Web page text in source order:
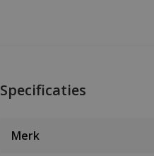
Specificaties
Merk